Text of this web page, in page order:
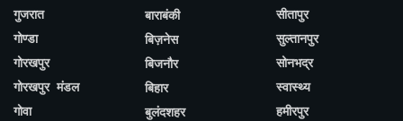
गुजरात
गोण्डा
गोरखपुर
गोरखपुर मंडल
गोवा
बाराबंकी
बिज़नेस
बिजनौर
बिहार
बुलंदशहर
सीतापुर
सुल्तानपुर
सोनभद्र
स्वास्थ्य
हमीरपुर